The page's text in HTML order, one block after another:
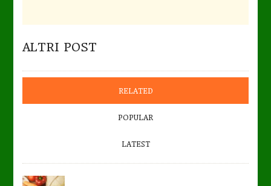
ALTRI POST
RELATED
POPULAR
LATEST